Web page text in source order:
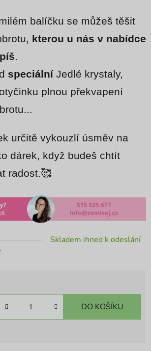
balíčku se můžeš těšit
kterou u nás v nabídce
.
speciálníJedlé krystaly,
plnou překvapení
určitě vykouzlí úsměv na
dárek, když budeš chtít
radost.🥰
Skladem ihned k odeslání
DO KOŠÍKU